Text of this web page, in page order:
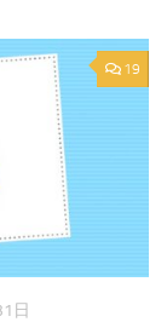
19
日